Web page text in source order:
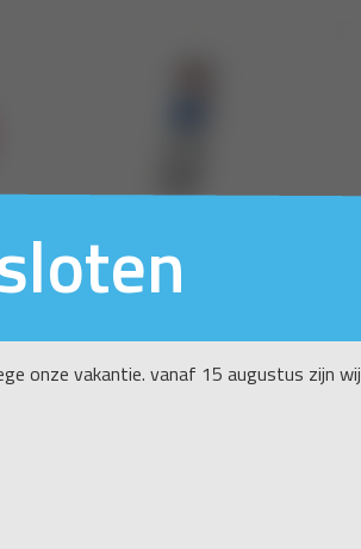
onze vakantie. vanaf 15 augustus zijn wij